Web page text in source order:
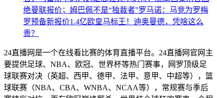
绝曼联报价；姆巴佩不是“独裁者”罗马诺：马竞为罗梅
罗预备新报价1.4亿欧皇马标王！迪奥曼德，凭啥这么
贵？
24直播网是一个在线看比赛的体育直播平台。24直播网官网主
要提供足球、NBA、欧冠、世界杯等热门赛事，网罗顶级足
球联赛对决（英超、西甲、德甲、法甲、意甲、中超等），篮
球联赛（NBA、CBA、WNBA、NCAA等），常规赛与季后